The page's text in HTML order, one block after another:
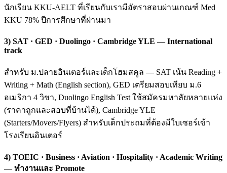
นักเรียน KKU-AELT ที่เรียนกับเรามีอัตราสอบผ่านเกณฑ์ Med
KKU 78% ปีการศึกษาที่ผ่านมา
3) SAT · GED · Duolingo · Cambridge YLE — International
track
สำหรับ ม.ปลายอินเตอร์และเด็กโฮมสคูล — SAT เน้น Reading +
Writing + Math (English section), GED เตรียมสอบเทียบ ม.6
อเมริกา 4 วิชา, Duolingo English Test ใช้สมัครมหาลัยหลายแห่ง
(ราคาถูกและสอบที่บ้านได้), Cambridge YLE
(Starters/Movers/Flyers) สำหรับเด็กประถมที่ต้องมีใบเซอร์เข้า
โรงเรียนอินเตอร์
4) TOEIC · Business · Aviation · Hospitality · Academic Writing
— ทำงานและ Promote